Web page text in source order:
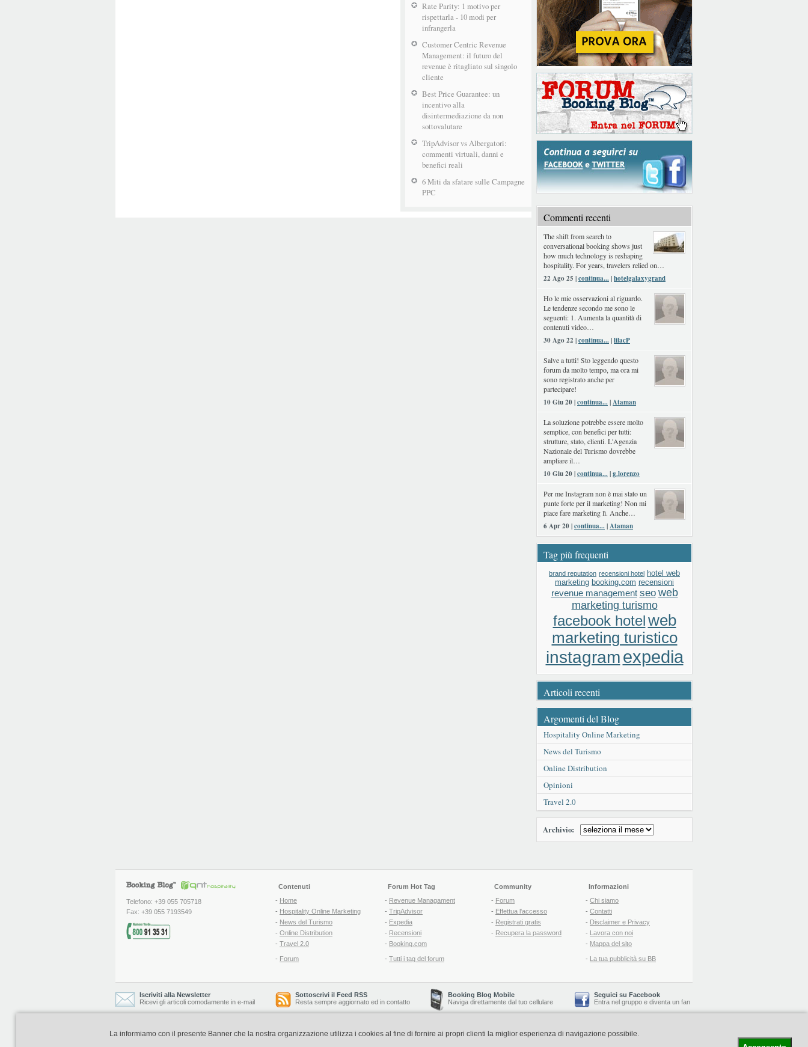
Rate Parity: 1 motivo per
rispettarla - 10 modi per
infrangerla
Customer Centric Revenue
Management: il futuro del
revenue è ritagliato sul singolo
cliente
Best Price Guarantee: un
incentivo alla
disintermediazione da non
sottovalutare
TripAdvisor vs Albergatori:
commenti virtuali, danni e
benefici reali
6 Miti da sfatare sulle Campagne
PPC
Commenti recenti
The shift from search to
conversational booking shows just
how much technology is reshaping
hospitality. For years, travelers relied on…
22 Ago 25 |continua...|hotelgalaxygrand
Ho le mie osservazioni al riguardo.
Le tendenze secondo me sono le
seguenti: 1. Aumenta la quantità di
contenuti video…
30 Ago 22 |continua...|lilacP
Salve a tutti! Sto leggendo questo
forum da molto tempo, ma ora mi
sono registrato anche per
partecipare!
10 Giu 20 |continua...|Ataman
La soluzione potrebbe essere molto
semplice, con benefici per tutti:
strutture, stato, clienti. L'Agenzia
Nazionale del Turismo dovrebbe
ampliare il…
10 Giu 20 |continua...|g.lorenzo
Per me Instagram non è mai stato un
punte forte per il marketing! Non mi
piace fare marketing lì. Anche…
6 Apr 20 |continua...|Ataman
Tag più frequenti
brand reputation recensioni hotel hotel web
marketing booking.com recensioni
revenue management seo web
marketing turismo
facebook hotelweb
marketing turistico
instagramexpedia
Articoli recenti
Argomenti del Blog
Hospitality Online Marketing
News del Turismo
Online Distribution
Opinioni
Travel 2.0
Archivio:
Telefono: +39 055 705718
Fax: +39 055 7193549
Contenuti
- Home
- Hospitality Online Marketing
- News del Turismo
- Online Distribution
- Travel 2.0
- Forum
Forum Hot Tag
- Revenue Managament
- TripAdvisor
- Expedia
- Recensioni
- Booking.com
- Tutti i tag del forum
Community
- Forum
- Effettua l'accesso
- Registrati gratis
- Recupera la password
Informazioni
- Chi siamo
- Contatti
- Disclaimer e Privacy
- Lavora con noi
- Mappa del sito
- La tua pubblicità su BB
Iscriviti alla Newsletter
Ricevi gli articoli comodamente in e-mail
Sottoscrivi il Feed RSS
Resta sempre aggiornato ed in contatto
Booking Blog Mobile
Naviga direttamente dal tuo cellulare
Seguici su Facebook
Entra nel gruppo e diventa un fan
Booking Blog è realizzato e curato da Copyright © 2006-2026 QNT S.r.l. Socio Unico -www.qnt.it-Booking Blog™ -Il blog del Web Marketing Turistico
La informiamo con il presente Banner che la nostra organizzazione utilizza i cookies al fine di fornire ai propri clienti la miglior esperienza di navigazione possibile.